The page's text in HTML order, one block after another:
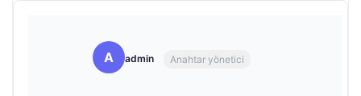
A admin Anahtar yönetici